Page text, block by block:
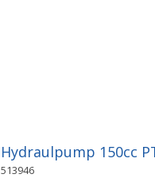
Hydraulpump 150cc
513946